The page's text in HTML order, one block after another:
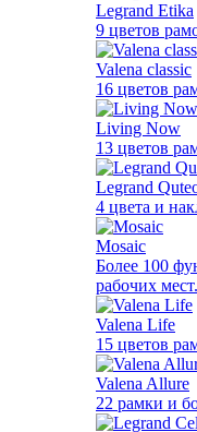
Legrand Etika
9 цветов
Valena classic
16 цветов
Living Now
13 цветов
Legrand
4 цвета и
Mosaic
Более 100
рабочих мест.
Valena Life
15 цветов
Valena Allure
22 рамки и